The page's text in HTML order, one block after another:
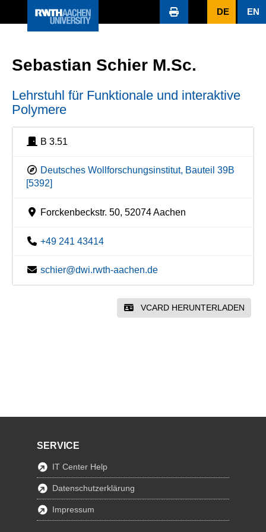
DE EN
Sebastian Schier M.Sc.
Lehrstuhl für Funktionale und interaktive
Polymere
B 3.51
Deutsches Wollforschungsinstitut, Bauteil 39B
[5392]
Forckenbeckstr. 50, 52074 Aachen
+49 241 43414
schier@dwi.rwth-aachen.de
VCARD HERUNTERLADEN
SERVICE
IT Center Help
Datenschutzerklärung
Impressum